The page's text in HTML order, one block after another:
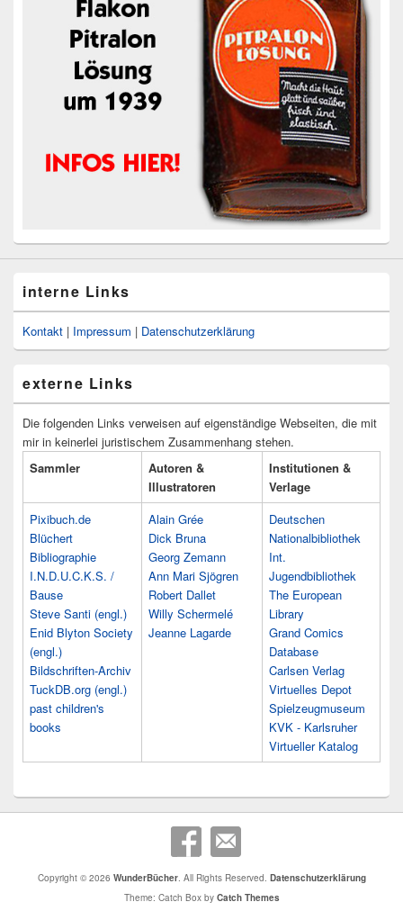
interne Links
Kontakt | Impressum | Datenschutzerklärung
externe Links
Die folgenden Links verweisen auf eigenständige Webseiten, die mit
mir in keinerlei juristischem Zusammenhang stehen.
Sammler
Autoren &
Illustratoren
Institutionen &
Verlage
Pixibuch.de
Blüchert
Bibliographie
I.N.D.U.C.K.S. /
Bause
Steve Santi (engl.)
Enid Blyton Society
(engl.)
Bildschriften-Archiv
TuckDB.org (engl.)
past children's
books
Alain Grée
Dick Bruna
Georg Zemann
Ann Mari Sjögren
Robert Dallet
Willy Schermelé
Jeanne Lagarde
Deutschen
Nationalbibliothek
Int.
Jugendbibliothek
The European
Library
Grand Comics
Database
Carlsen Verlag
Virtuelles Depot
Spielzeugmuseum
KVK - Karlsruher
Virtueller Katalog
Copyright © 2026 WunderBücher. All Rights Reserved. Datenschutzerklärung
Theme: Catch Box by Catch Themes